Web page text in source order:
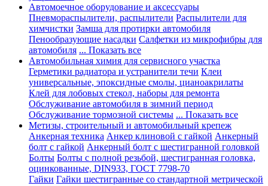
Автомоечное оборудование и аксессуары
Пневмораспылители, распылители Распылители для
химчистки Замша для протирки автомобиля
Пенообразующие насадки Салфетки из микрофибры для
автомобиля ... Показать все
Автомобильная химия для сервисного участка
Герметики радиатора и устранители течи Клеи
универсальные, эпоксидные смолы, цианоакрилаты
Клей для лобовых стекол, наборы для ремонта
Обслуживание автомобиля в зимний период
Обслуживание тормозной системы ... Показать все
Метизы, строительный и автомобильный крепеж
Анкерная техника Анкер клиновой с гайкой Анкерный
болт с гайкой Анкерный болт с шестигранной головкой
Болты Болты с полной резьбой, шестигранная головка,
оцинкованные, DIN933, ГОСТ 7798-70
Гайки Гайки шестигранные со стандартной метрической